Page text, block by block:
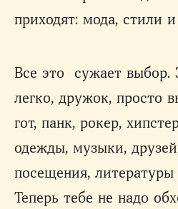
приходят: мода, стили
Все это сужает выбор.
легко, дружок, просто
гот, панк, рокер,
одежды, музыки,
посещения, литературы
Теперь тебе не надо